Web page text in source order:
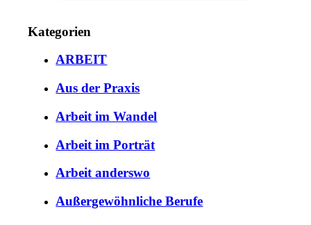
Kategorien
ARBEIT
Aus der Praxis
Arbeit im Wandel
Arbeit im Porträt
Arbeit anderswo
Außergewöhnliche Berufe